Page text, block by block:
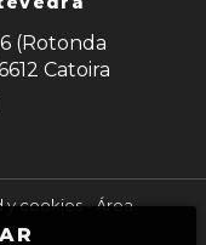
(Rotonda
Catoira
y cookies-Área